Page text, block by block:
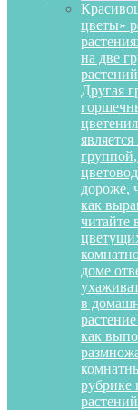
цветы»
на две
Другая
дороже,
как
читайте
доме
в
как
рубрике